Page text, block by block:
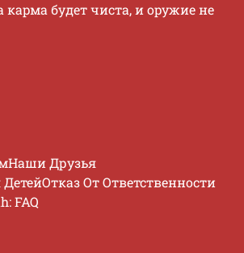
будeт чиcтa, и opужиe нe
Наши Друзья
Отказ От Ответственности
FAQ